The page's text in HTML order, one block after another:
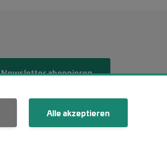
Newsletter abonnieren
Alle akzeptieren